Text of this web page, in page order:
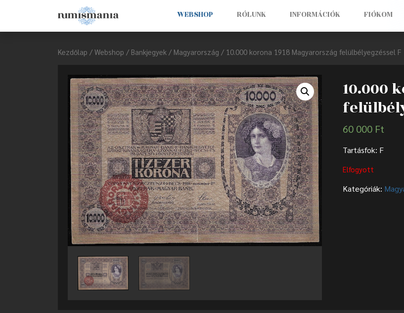
WEBSHOP RÓLUNK INFORMÁCIÓK FIÓKOM
Kezdőlap / Webshop / Bankjegyek / Magyarország / 10.000 korona 1918 Magyarország felülbélyegzéssel F
10.000
60 000 Ft
Tartásfok: F
Elfogyott
Kategóriák: